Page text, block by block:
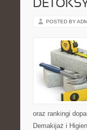
POSTED BY
oraz rankingi
Demakijaż i